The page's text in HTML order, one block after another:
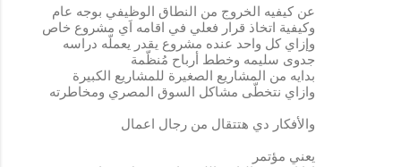
عن كيفيه الخروج من النطاق الوظيفي بوجه عام
وكيفية اتخاذ قرار فعلي في اقامه اَي مشروع خاص
وإزاي كل واحد عنده مشروع يقدر يعملّه دراسه
جدوى سليمه وخطط أرباح مُنظّمة
بدايه من المشاريع الصغيرة للمشاريع الكبيرة
وازاي نتخطّى مشاكل السوق المصري ومخاطرته
والأفكار دي هتتقال من رجال اعمال
يعني مؤتمر